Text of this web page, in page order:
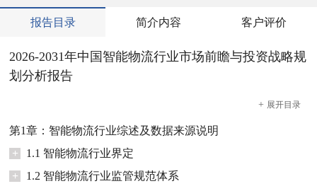
报告目录 简介内容 客户评价
2026-2031年中国智能物流行业市场前瞻与投资战略规
划分析报告
+ 展开目录
第1章：智能物流行业综述及数据来源说明
+
1.1 智能物流行业界定
+
1.2 智能物流行业监管规范体系